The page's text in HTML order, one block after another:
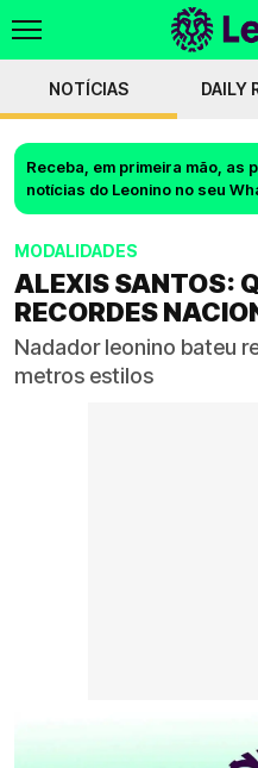
NOTÍCIAS DAILY
Receba, em primeira mão, as
notícias do Leonino no seu
MODALIDADES
ALEXIS SANTOS:
RECORDES
Nadador leonino bateu
metros estilos